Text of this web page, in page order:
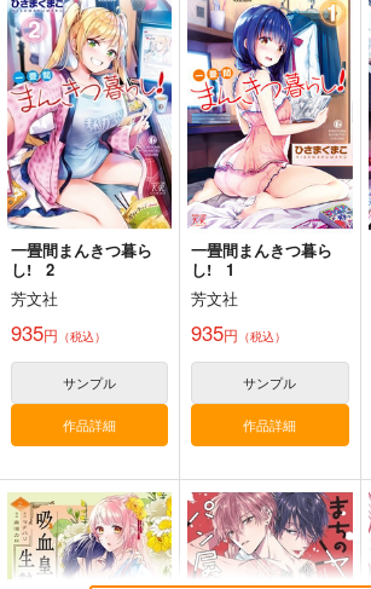
一畳間まんきつ暮ら
し! 2
芳文社
935円 （税込）
サンプル
作品詳細
一畳間まんきつ暮ら
し! 1
芳文社
935円 （税込）
サンプル
作品詳細